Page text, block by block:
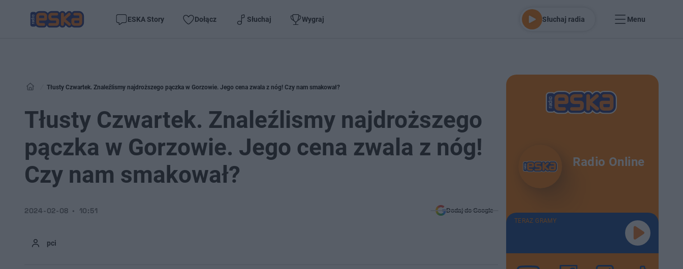
ESKA Story Dołącz Słuchaj Wygraj Słuchaj radia Menu
Tłusty Czwartek. Znaleźlismy najdroższego pączka w Gorzowie. Jego cena zwala z nóg! Czy nam smakował?
Tłusty Czwartek. Znaleźlismy najdroższego
pączka w Gorzowie. Jego cena zwala z nóg!
Czy nam smakował?
pci
2024-02-08 10:51 Dodaj do Google
Radio Online
TERAZ GRAMY